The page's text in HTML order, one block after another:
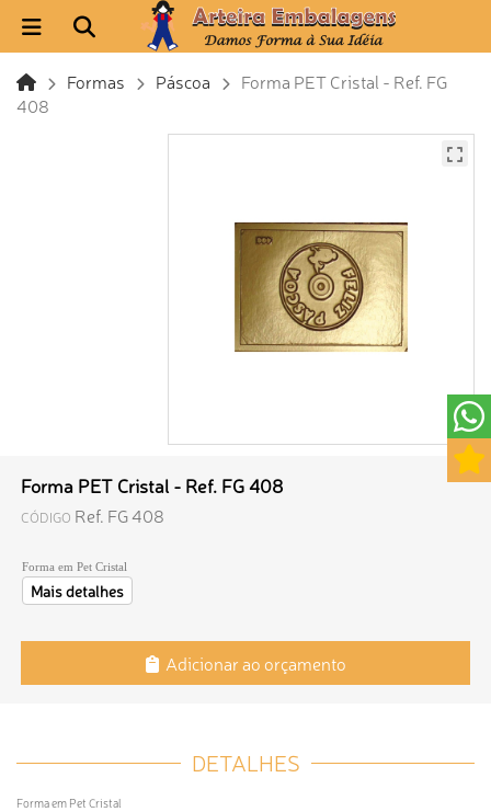
Formas Páscoa
Forma PET Cristal - Ref. FG
408
Forma PET Cristal - Ref. FG 408
CÓDIGO Ref. FG 408
Forma em Pet Cristal
Mais detalhes
Adicionar ao orçamento
DETALHES
Forma em Pet Cristal